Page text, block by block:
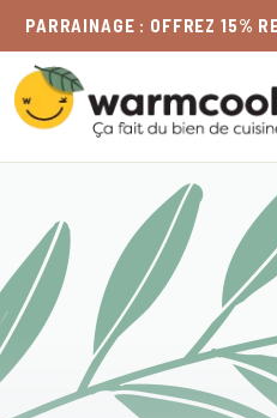
LIVRAISONOFFERTEDÈS 49€